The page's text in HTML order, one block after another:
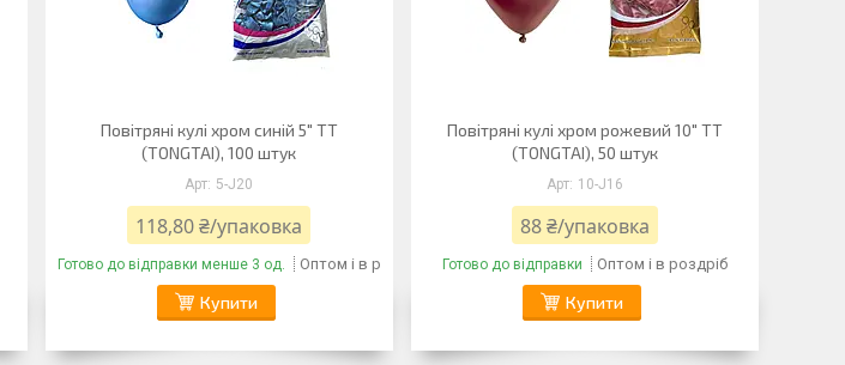
Повітряні кулі хром синій 5" TT
(TONGTAI), 100 штук
5-J20
118,80 ₴/упаковка
Готово до відправки менше 3 од. Оптом і в роздріб
Купити
Повітряні кулі хром рожевий 10" TT
(TONGTAI), 50 штук
10-J16
88 ₴/упаковка
Готово до відправки Оптом і в роздріб
Купити